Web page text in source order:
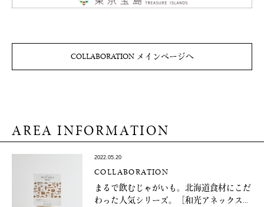
COLLABORATION メインページへ
AREA INFORMATION
2022.05.20
COLLABORATION
まるで飲むじゃがいも。北海道食材にこだ
わった人気シリーズ。［和光アネックス...